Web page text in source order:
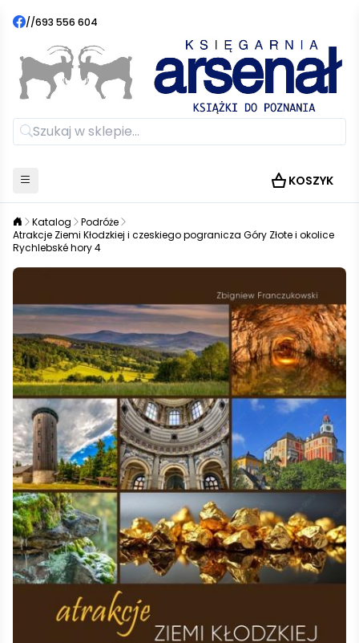
//693 556 604
KOSZYK
Katalog
Podróże
Atrakcje Ziemi Kłodzkiej i czeskiego pogranicza Góry Złote i okolice
Rychlebské hory 4